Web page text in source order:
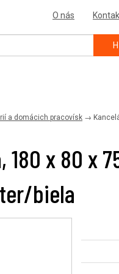
O nás
a domácich pracovísk →
x 80 x
biela